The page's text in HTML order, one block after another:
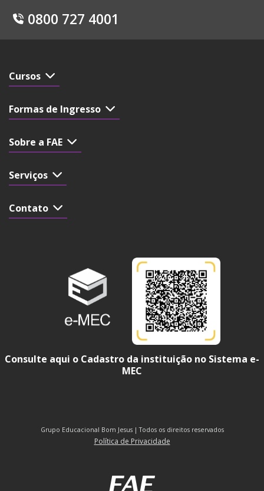
0800 727 4001
Cursos
Formas de Ingresso
Sobre a FAE
Serviços
Contato
Consulte aqui o Cadastro da instituição no Sistema e-
MEC
Grupo Educacional Bom Jesus | Todos os direitos reservados
Política de Privacidade